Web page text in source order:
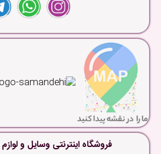
فروشگاه اینترنتی وسایل و